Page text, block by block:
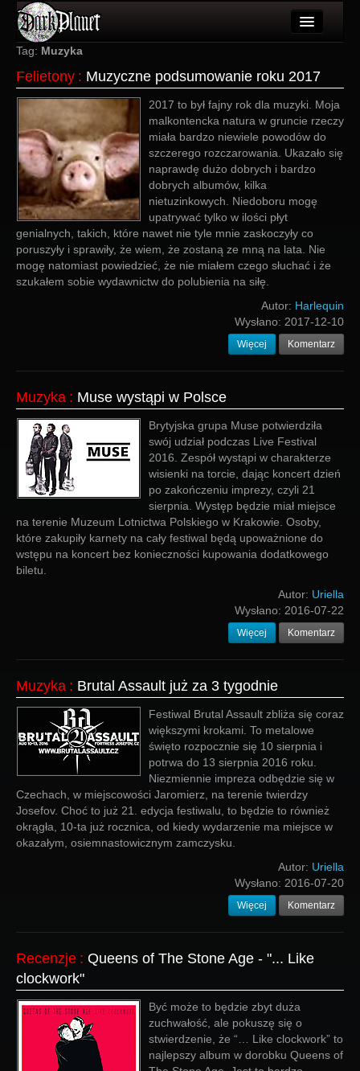
Artykuły
Użytkownicy
Wydarzenia
Galeria
Forum
Więcej
Login
Tag: Muzyka
Felietony : Muzyczne podsumowanie roku 2017
2017 to był fajny rok dla muzyki. Moja
malkontencka natura w gruncie rzeczy
miała bardzo niewiele powodów do
szczerego rozczarowania. Ukazało się
naprawdę dużo dobrych i bardzo
dobrych albumów, kilka
nietuzinkowych. Niedoboru mogę
upatrywać tylko w ilości płyt
genialnych, takich, które nawet nie tyle mnie zaskoczyły co
poruszyły i sprawiły, że wiem, że zostaną ze mną na lata. Nie
mogę natomiast powiedzieć, że nie miałem czego słuchać i że
szukałem sobie wydawnictw do polubienia na siłę.
Autor: Harlequin
Wysłano: 2017-12-10
Więcej Komentarz
Muzyka : Muse wystąpi w Polsce
Brytyjska grupa Muse potwierdziła
swój udział podczas Live Festival
2016. Zespół wystąpi w charakterze
wisienki na torcie, dając koncert dzień
po zakończeniu imprezy, czyli 21
sierpnia. Występ będzie miał miejsce
na terenie Muzeum Lotnictwa Polskiego w Krakowie. Osoby,
które zakupiły karnety na cały festiwal będą upoważnione do
wstępu na koncert bez konieczności kupowania dodatkowego
biletu.
Autor: Uriella
Wysłano: 2016-07-22
Więcej Komentarz
Muzyka : Brutal Assault już za 3 tygodnie
Festiwal Brutal Assault zbliża się coraz
większymi krokami. To metalowe
święto rozpocznie się 10 sierpnia i
potrwa do 13 sierpnia 2016 roku.
Niezmiennie impreza odbędzie się w
Czechach, w miejscowości Jaromierz, na terenie twierdzy
Josefov. Choć to już 21. edycja festiwalu, to będzie to również
okrągła, 10-ta już rocznica, od kiedy wydarzenie ma miejsce w
okazałym, osiemnastowicznym zamczysku.
Autor: Uriella
Wysłano: 2016-07-20
Więcej Komentarz
Recenzje : Queens of The Stone Age - "... Like
clockwork"
Być może to będzie zbyt duża
zuchwałość, ale pokuszę się o
stwierdzenie, że “… Like clockwork” to
najlepszy album w dorobku Queens of